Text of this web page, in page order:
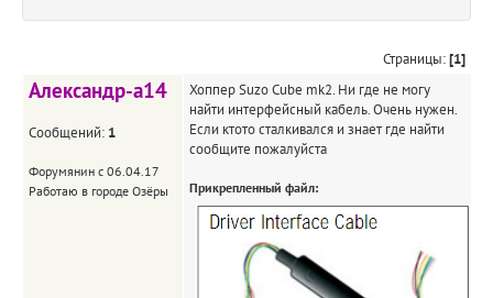
Страницы:[1]
Александр-а14
Сообщений: 1
Форумянин с 06.04.17
Работаю в городе Озёры
Хоппер Suzo Cube mk2. Ни где не могу
найти интерфейсный кабель. Очень нужен.
Если ктото сталкивался и знает где найти
сообщите пожалуйста
Прикрепленный файл: